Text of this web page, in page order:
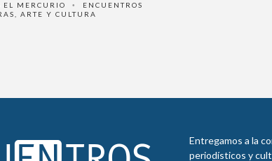
EL MERCURIO •
ENCUENTROS
ARTE Y CULTURA
Entregamos a la
periodísticos y